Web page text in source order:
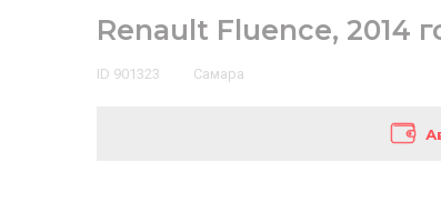
Renault Fluence, 2014
ID 901323 Самара